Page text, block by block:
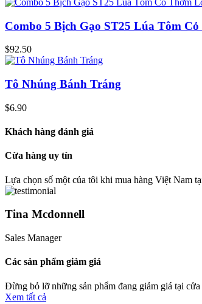
Combo 5 Bịch Gạo ST25 Lúa Tôm
$92.50
Tô Nhúng Bánh Tráng
$6.90
Khách hàng đánh giá
Cừa hàng uy tín
Lựa chọn số một của tôi khi mua hàng Việt Nam
Tina Mcdonnell
Sales Manager
Các sản phẩm giảm giá
Đừng bỏ lỡ những sản phẩm đang giảm giá tại
Xem tất cả